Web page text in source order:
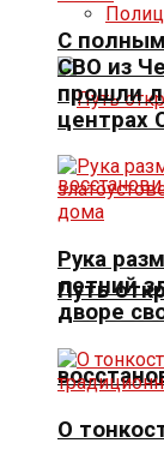
Путь
С
СВО из
прошли
центрах
Рука
летний
дворе
О